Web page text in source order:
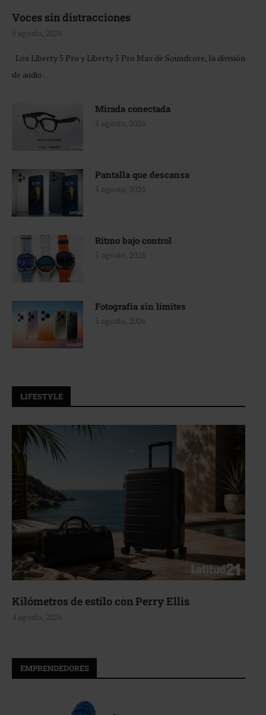
Voces sin distracciones
5 agosto, 2026
Los Liberty 5 Pro y Liberty 5 Pro Max de Soundcore, la división
de audio …
Mirada conectada
5 agosto, 2026
Pantalla que descansa
5 agosto, 2026
Ritmo bajo control
5 agosto, 2026
Fotografía sin límites
5 agosto, 2026
LIFESTYLE
Kilómetros de estilo con Perry Ellis
4 agosto, 2026
EMPRENDEDORES